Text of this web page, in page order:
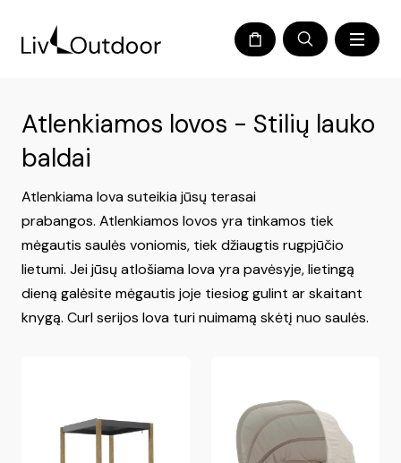
Atlenkiamos lovos - Stilių lauko
baldai
Atlenkiama lova suteikia jūsų terasai
prabangos. Atlenkiamos lovos yra tinkamos tiek
mėgautis saulės voniomis, tiek džiaugtis rugpjūčio
lietumi. Jei jūsų atlošiama lova yra pavėsyje, lietingą
dieną galėsite mėgautis joje tiesiog gulint ar skaitant
knygą. Curl serijos lova turi nuimamą skėtį nuo saulės.